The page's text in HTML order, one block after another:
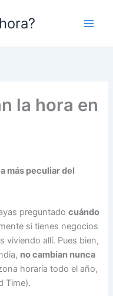
la hora en
más peculiar del
preguntadocuándo
si tienes negocios
viviendo allí. Pues bien,
no cambian nunca
horaria todo el año,
Time).